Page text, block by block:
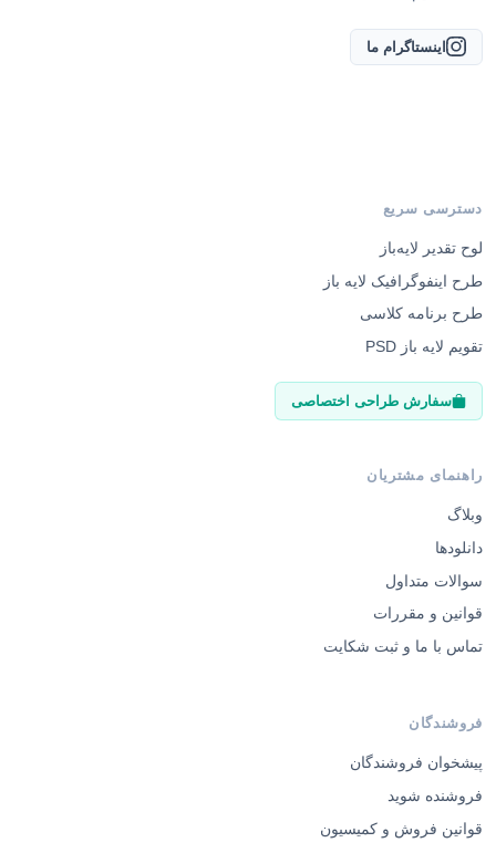
اینستاگرام ما
دسترسی سریع
لوح تقدیر لایه‌باز
طرح اینفوگرافیک لایه باز
طرح برنامه کلاسی
تقویم لایه باز PSD
سفارش طراحی اختصاصی
راهنمای مشتریان
وبلاگ
دانلودها
سوالات متداول
قوانین و مقررات
تماس با ما و ثبت شکایت
فروشندگان
پیشخوان فروشندگان
فروشنده شوید
قوانین فروش و کمیسیون